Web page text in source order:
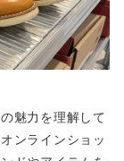
魅力を理解して
ンラインショッ